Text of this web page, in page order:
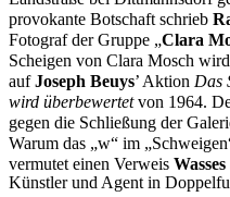
provokante Botschaft schrieb
Fotograf der Gruppe „Clara
Scheigen von Clara Mosch
aufJoseph Beuys’ Aktion Das
wird überbewertetvon 1964.
gegen die Schließung der
Warum das „w“ im
vermutet einen Verweis Wasses
Künstler und Agent in